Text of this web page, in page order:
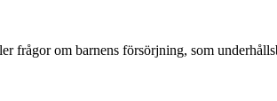
frågor om barnens försörjning, som